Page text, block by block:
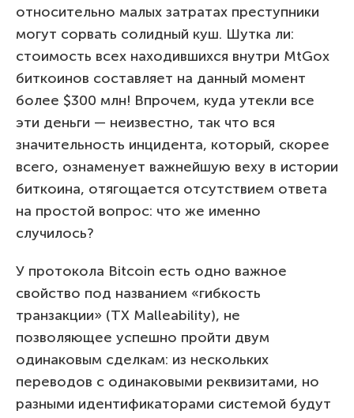
относительно малых затратах преступники
могут сорвать солидный куш. Шутка ли:
стоимость всех находившихся внутри MtGox
биткоинов составляет на данный момент
более $300 млн! Впрочем, куда утекли все
эти деньги — неизвестно, так что вся
значительность инцидента, который, скорее
всего, ознаменует важнейшую веху в истории
биткоина, отягощается отсутствием ответа
на простой вопрос: что же именно
случилось?
У протокола Bitcoin есть одно важное
свойство под названием «гибкость
транзакции» (TX Malleability), не
позволяющее успешно пройти двум
одинаковым сделкам: из нескольких
переводов с одинаковыми реквизитами, но
разными идентификаторами системой будут